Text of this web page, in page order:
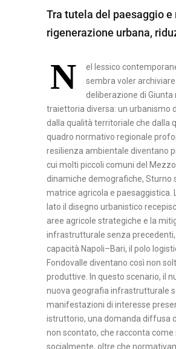
N
E
N
T
O
C
A
S
E
T
A
N
A
P
O
L
A
T
A
T
E
O
T
E
N
Z
A
Tra tutela del paesaggio
rigenerazione urbana,
N
el lessico
sembra voler
deliberazione di
traiettoria diversa: un urbanismo
dalla qualità territoriale che dalla
quadro normativo regionale
resilienza ambientale diventano
cui molti piccoli comuni del
dinamiche demografiche, Sturno
matrice agricola e paesaggistica.
lato il disegno urbanistico
aree agricole strategiche e la
infrastrutturale senza precedenti,
capacità Napoli–Bari, il polo
Fondovalle diventano così non
produttive. In questo scenario, il
nuova geografia infrastrutturale
manifestazioni di interesse
istruttorio, una domanda diffusa
non scontato, che racconta
socialmente, oltre che